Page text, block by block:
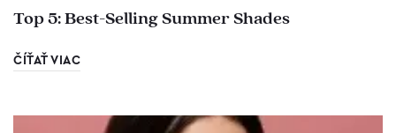
Top 5: Best-Selling Summer Shades
ČÍŤAŤ VIAC